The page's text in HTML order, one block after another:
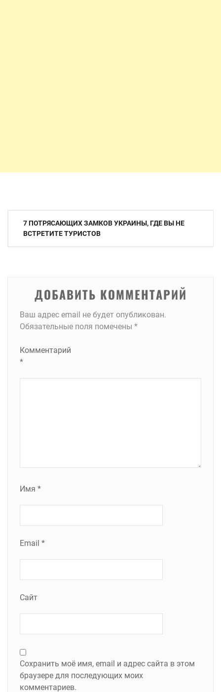
Навигация
7 ПОТРЯСАЮЩИХ ЗАМКОВ УКРАИНЫ, ГДЕ ВЫ НЕ
ВСТРЕТИТЕ ТУРИСТОВ
ДОБАВИТЬ КОММЕНТАРИЙ
Ваш адрес email не будет опубликован.
Обязательные поля помечены *
Комментарий
*
Имя *
Email *
Сайт
Сохранить моё имя, email и адрес сайта в этом
браузере для последующих моих
комментариев.